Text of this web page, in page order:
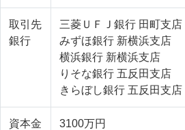
取引先
銀行
三菱ＵＦＪ銀行 田町支店
みずほ銀行 新横浜支店
横浜銀行 新横浜支店
りそな銀行 五反田支店
きらぼし銀行 五反田支店
資本金 3100万円